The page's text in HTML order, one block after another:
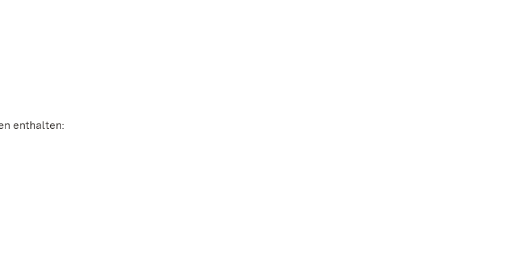
enthalten: